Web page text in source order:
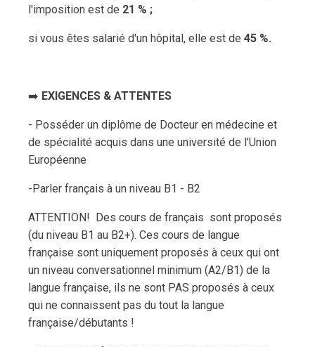
l'imposition est de 21 % ;
si vous êtes salarié d'un hôpital, elle est de 45 %.
➡️ EXIGENCES & ATTENTES
- Posséder un diplôme de Docteur en médecine et
de spécialité acquis dans une université de l’Union
Européenne
-Parler français à un niveau B1 - B2
ATTENTION! Des cours de français sont proposés
(du niveau B1 au B2+). Ces cours de langue
française sont uniquement proposés à ceux qui ont
un niveau conversationnel minimum (A2/B1) de la
langue française, ils ne sont PAS proposés à ceux
qui ne connaissent pas du tout la langue
française/débutants !